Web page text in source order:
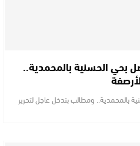
بحي الحسنية بالمحمدية..
بالمحمدية.. ومطالب بتدخل عاجل لتحرير